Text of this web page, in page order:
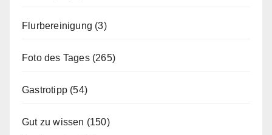
Flurbereinigung (3)
Foto des Tages(265)
Gastrotipp (54)
Gut zu wissen (150)